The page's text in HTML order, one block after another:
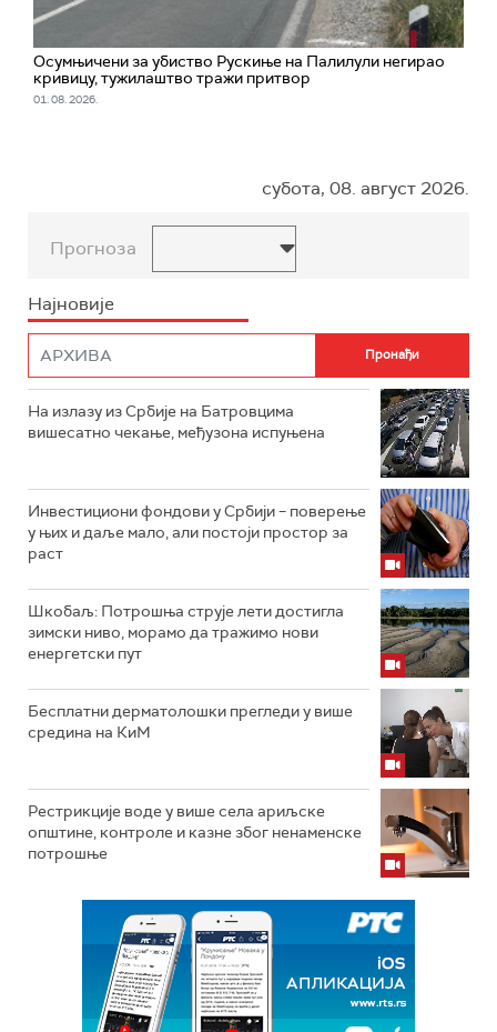
Oсумњичени за убиство Рускиње на Палилули негирао
кривицу, тужилаштво тражи притвор
01. 08. 2026.
субота, 08. август 2026.
Прогноза
Најновије
На излазу из Србије на Батровцима
вишесатно чекање, међузона испуњена
Инвестициони фондови у Србији – поверење
у њих и даље мало, али постоји простор за
раст
Шкобаљ: Потрошња струје лети достигла
зимски ниво, морамо да тражимо нови
енергетски пут
Бесплатни дерматолошки прегледи у више
средина на КиМ
Рестрикције воде у више села ариљске
општине, контроле и казне због ненаменске
потрошње